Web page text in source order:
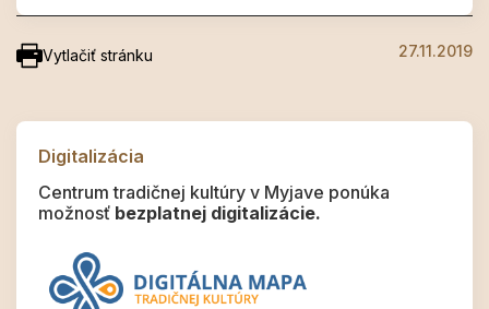
Vytlačiť stránku 27.11.2019
Digitalizácia
Centrum tradičnej kultúry v Myjave ponúka
možnosť bezplatnej digitalizácie.